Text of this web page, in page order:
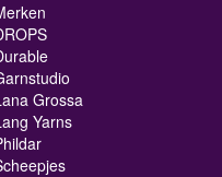
Grossa
Yarns